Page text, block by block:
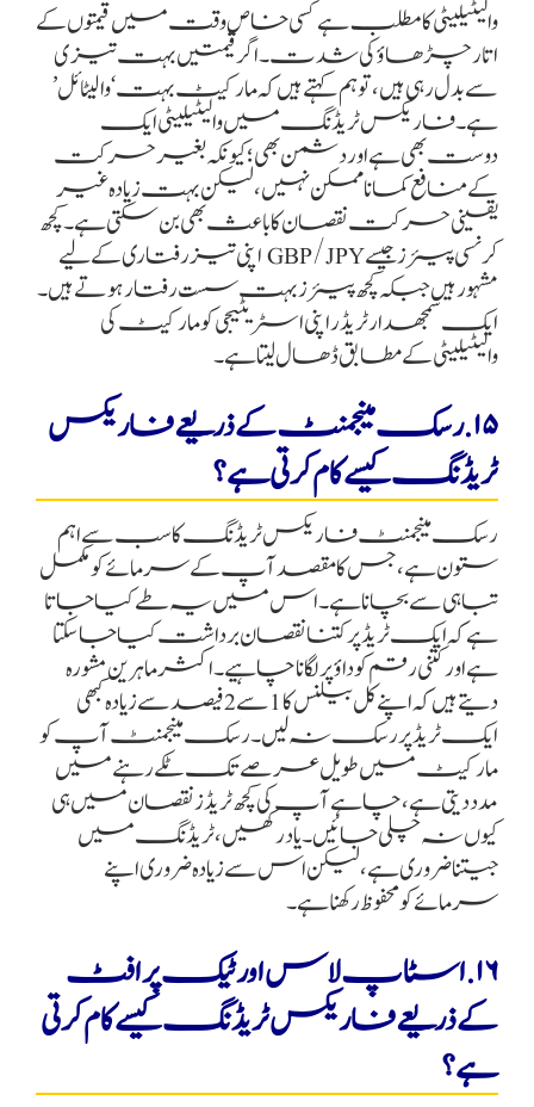
والیٹیلیٹی کا مطلب ہے کسی خاص وقت میں قیمتوں کے
اتار چڑھاؤ کی شدت۔ اگر قیمتیں بہت تیزی
سے بدل رہی ہیں، تو ہم کہتے ہیں کہ مارکیٹ بہت ‘والیٹائل’
ہے۔ فاریکس ٹریڈنگ میں والیٹیلیٹی ایک
دوست بھی ہے اور دشمن بھی؛ کیونکہ بغیر حرکت
کے منافع کمانا ممکن نہیں، لیکن بہت زیادہ غیر
یقینی حرکت نقصان کا باعث بھی بن سکتی ہے۔ کچھ
کرنسی پیئرز جیسے GBP/JPY اپنی تیز رفتاری کے لیے
مشہور ہیں جبکہ کچھ پیئرز بہت سست رفتار ہوتے ہیں۔
ایک سمجھدار ٹریڈر اپنی اسٹریٹیجی کو مارکیٹ کی
والیٹیلیٹی کے مطابق ڈھال لیتا ہے۔
۱۵. رسک مینجمنٹ کے ذریعے فاریکس
ٹریڈنگ کیسے کام کرتی ہے؟
رسک مینجمنٹ فاریکس ٹریڈنگ کا سب سے اہم
ستون ہے، جس کا مقصد آپ کے سرمائے کو مکمل
تباہی سے بچانا ہے۔ اس میں یہ طے کیا جاتا
ہے کہ ایک ٹریڈ پر کتنا نقصان برداشت کیا جا سکتا
ہے اور کتنی رقم کو داؤ پر لگانا چاہیے۔ اکثر ماہرین مشورہ
دیتے ہیں کہ اپنے کل بیلنس کا 1 سے 2 فیصد سے زیادہ کبھی
ایک ٹریڈ پر رسک نہ لیں۔ رسک مینجمنٹ آپ کو
مارکیٹ میں طویل عرصے تک ٹکے رہنے میں
مدد دیتی ہے، چاہے آپ کی کچھ ٹریڈز نقصان میں ہی
کیوں نہ چلی جائیں۔ یاد رکھیں، ٹریڈنگ میں
جیتنا ضروری ہے، لیکن اس سے زیادہ ضروری اپنے
سرمائے کو محفوظ رکھنا ہے۔
۱۶. اسٹاپ لاس اور ٹیک پرافٹ
کے ذریعے فاریکس ٹریڈنگ کیسے کام کرتی
ہے؟